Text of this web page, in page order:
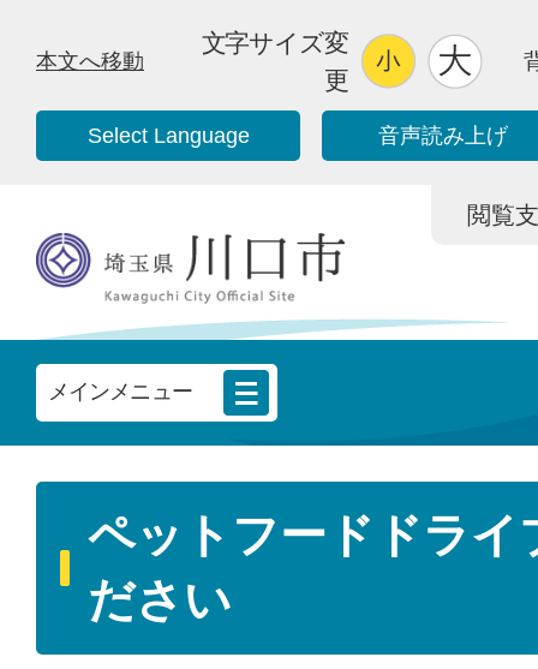
本文へ移動
文字サイズ変
更
Select Language 音声読み上げ
閲覧
メインメニュー
ペットフードドライ
ださい